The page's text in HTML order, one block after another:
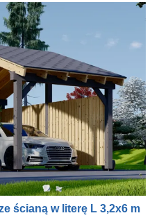
ścianą w literę L 3,2x6 m